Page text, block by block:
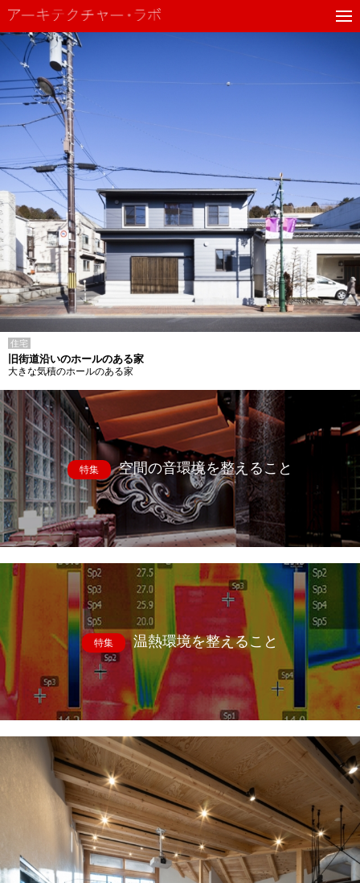
住宅
旧街道沿いのホールのある家
大きな気積のホールのある家
特集 空間の音環境を整えること
特集 温熱環境を整えること